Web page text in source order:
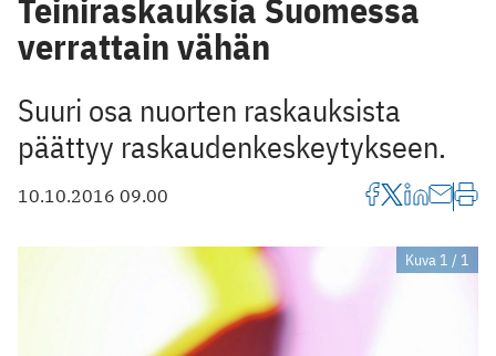
Teiniraskauksia Suomessa
verrattain vähän
Suuri osa nuorten raskauksista
päättyy raskaudenkeskeytykseen.
10.10.2016 09.00
Kuva 1 / 1